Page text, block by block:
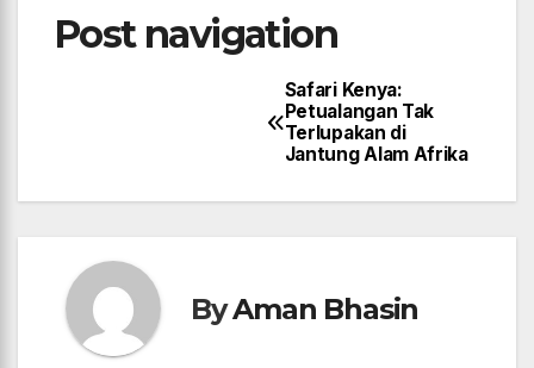
Post navigation
Safari Kenya:
Petualangan Tak
Terlupakan di
Jantung Alam Afrika
ByAman Bhasin